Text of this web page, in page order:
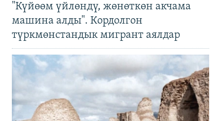
"Күйөөм үйлөндү, жөнөткөн акчама
машина алды". Кордолгон
түркмөнстандык мигрант аялдар